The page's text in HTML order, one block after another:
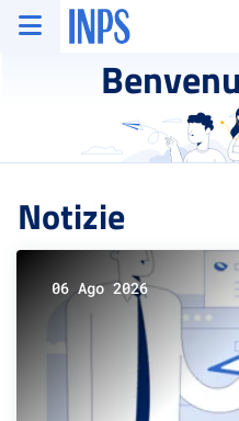
Vai al menu principale
Vai al contenuto principale
Vai al pie' di pagina
INPS ()
Notizie
06 Ago 2026